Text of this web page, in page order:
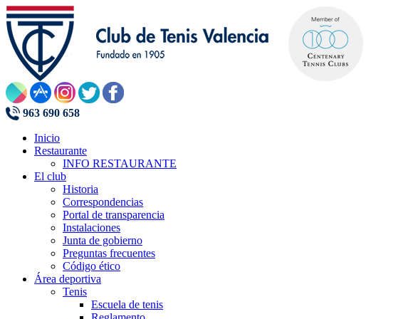
963 690 658
Inicio
Restaurante
INFO RESTAURANTE
El club
Historia
Correspondencias
Portal de transparencia
Instalaciones
Junta de gobierno
Preguntas frecuentes
Código ético
Área deportiva
Tenis
Escuela de tenis